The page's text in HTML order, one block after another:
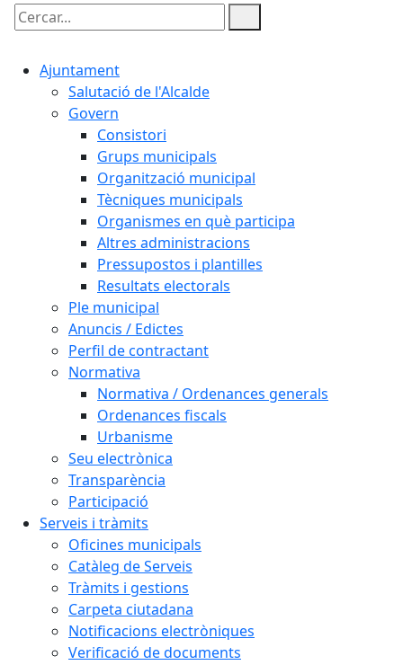
Cercar:
Ajuntament
Salutació de l'Alcalde
Govern
Consistori
Grups municipals
Organització municipal
Tècniques municipals
Organismes en què participa
Altres administracions
Pressupostos i plantilles
Resultats electorals
Ple municipal
Anuncis / Edictes
Perfil de contractant
Normativa
Normativa / Ordenances generals
Ordenances fiscals
Urbanisme
Seu electrònica
Transparència
Participació
Serveis i tràmits
Oficines municipals
Catàleg de Serveis
Tràmits i gestions
Carpeta ciutadana
Notificacions electròniques
Verificació de documents